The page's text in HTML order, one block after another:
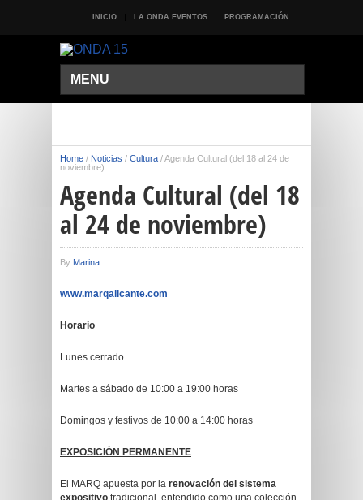
INICIO LA ONDA EVENTOS PROGRAMACIÓN
MENU
Home / Noticias / Cultura /Agenda Cultural (del 18 al 24 de
noviembre)
Agenda Cultural (del 18
al 24 de noviembre)
By Marina
www.marqalicante.com
Horario
Lunes cerrado
Martes a sábado de 10:00 a 19:00 horas
Domingos y festivos de 10:00 a 14:00 horas
EXPOSICIÓN PERMANENTE
El MARQ apuesta por la renovación del sistema
expositivo tradicional, entendido como una colección